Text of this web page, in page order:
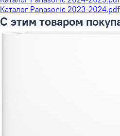
Каталог Panasonic 2023-2024.pdf
С этим товаром